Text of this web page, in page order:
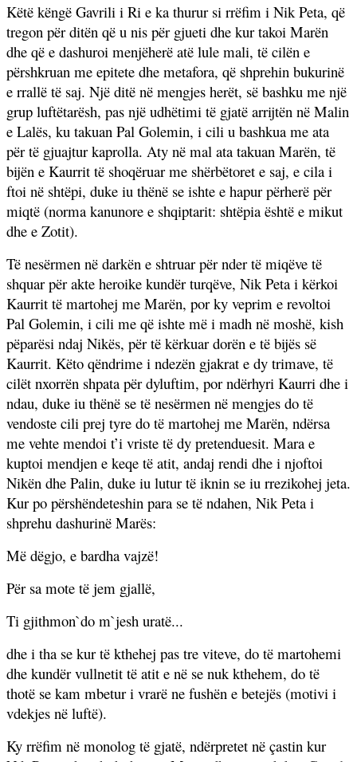
Këtë këngë Gavrili i Ri e ka thurur si rrëfim i Nik Peta, që
tregon për ditën që u nis për gjueti dhe kur takoi Marën
dhe që e dashuroi menjëherë atë lule mali, të cilën e
përshkruan me epitete dhe metafora, që shprehin bukurinë
e rrallë të saj. Një ditë në mengjes herët, së bashku me një
grup luftëtarësh, pas një udhëtimi të gjatë arrijtën në Malin
e Lalës, ku takuan Pal Golemin, i cili u bashkua me ata
për të gjuajtur kaprolla. Aty në mal ata takuan Marën, të
bijën e Kaurrit të shoqëruar me shërbëtoret e saj, e cila i
ftoi në shtëpi, duke iu thënë se ishte e hapur përherë për
miqtë (norma kanunore e shqiptarit: shtëpia është e mikut
dhe e Zotit).
Të nesërmen në darkën e shtruar për nder të miqëve të
shquar për akte heroike kundër turqëve, Nik Peta i kërkoi
Kaurrit të martohej me Marën, por ky veprim e revoltoi
Pal Golemin, i cili me që ishte më i madh në moshë, kish
pëparësi ndaj Nikës, për të kërkuar dorën e të bijës së
Kaurrit. Këto qëndrime i ndezën gjakrat e dy trimave, të
cilët nxorrën shpata për dyluftim, por ndërhyri Kaurri dhe i
ndau, duke iu thënë se të nesërmen në mengjes do të
vendoste cili prej tyre do të martohej me Marën, ndërsa
me vehte mendoi t’i vriste të dy pretenduesit. Mara e
kuptoi mendjen e keqe të atit, andaj rendi dhe i njoftoi
Nikën dhe Palin, duke iu lutur të iknin se iu rrezikohej jeta.
Kur po përshëndeteshin para se të ndahen, Nik Peta i
shprehu dashurinë Marës:
Më dëgjo, e bardha vajzë!
Për sa mote të jem gjallë,
Ti gjithmon`do m`jesh uratë...
dhe i tha se kur të kthehej pas tre viteve, do të martohemi
dhe kundër vullnetit të atit e në se nuk kthehem, do të
thotë se kam mbetur i vrarë ne fushën e betejës (motivi i
vdekjes në luftë).
Ky rrëfim në monolog të gjatë, ndërpretet në çastin kur